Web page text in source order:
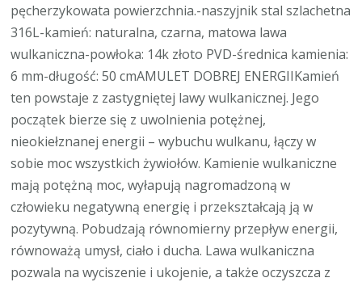
pęcherzykowata powierzchnia.-naszyjnik stal szlachetna
316L-kamień: naturalna, czarna, matowa lawa
wulkaniczna-powłoka: 14k złoto PVD-średnica kamienia:
6 mm-długość: 50 cmAMULET DOBREJ ENERGIIKamień
ten powstaje z zastygniętej lawy wulkanicznej. Jego
początek bierze się z uwolnienia potężnej,
nieokiełznanej energii – wybuchu wulkanu, łączy w
sobie moc wszystkich żywiołów. Kamienie wulkaniczne
mają potężną moc, wyłapują nagromadzoną w
człowieku negatywną energię i przekształcają ją w
pozytywną. Pobudzają równomierny przepływ energii,
równoważą umysł, ciało i ducha. Lawa wulkaniczna
pozwala na wyciszenie i ukojenie, a także oczyszcza z